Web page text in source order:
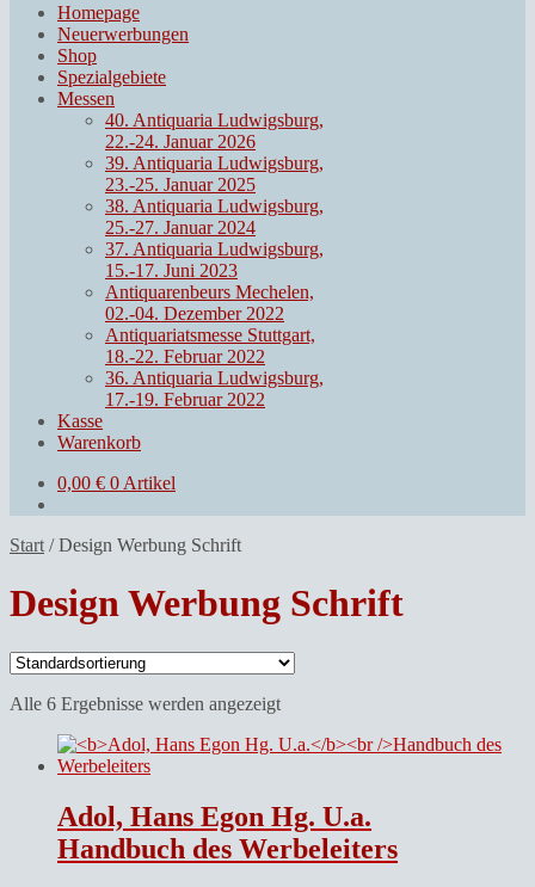
Homepage
Neuerwerbungen
Shop
Spezialgebiete
Messen
40. Antiquaria Ludwigsburg,
22.-24. Januar 2026
39. Antiquaria Ludwigsburg,
23.-25. Januar 2025
38. Antiquaria Ludwigsburg,
25.-27. Januar 2024
37. Antiquaria Ludwigsburg,
15.-17. Juni 2023
Antiquarenbeurs Mechelen,
02.-04. Dezember 2022
Antiquariatsmesse Stuttgart,
18.-22. Februar 2022
36. Antiquaria Ludwigsburg,
17.-19. Februar 2022
Kasse
Warenkorb
0,00 € 0 Artikel
Start /Design Werbung Schrift
Design Werbung Schrift
Alle 6 Ergebnisse werden angezeigt
Adol, Hans Egon Hg. U.a.
Handbuch des Werbeleiters